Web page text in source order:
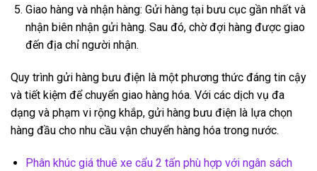
Giao hàng và nhận hàng: Gửi hàng tại bưu cục gần nhất và
nhận biên nhận gửi hàng. Sau đó, chờ đợi hàng được giao
đến địa chỉ người nhận.
Quy trình gửi hàng bưu điện là một phương thức đáng tin cậy
và tiết kiệm để chuyển giao hàng hóa. Với các dịch vụ đa
dạng và phạm vi rộng khắp, gửi hàng bưu điện là lựa chọn
hàng đầu cho nhu cầu vận chuyển hàng hóa trong nước.
Phân khúc giá thuê xe cẩu 2 tấn phù hợp với ngân sách